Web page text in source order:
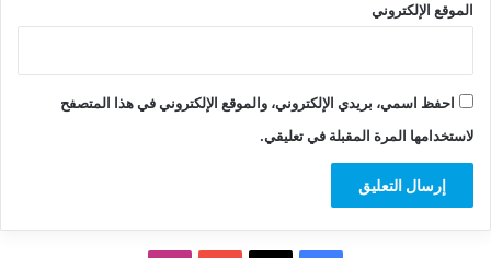
الموقع الإلكتروني
احفظ اسمي، بريدي الإلكتروني، والموقع الإلكتروني في هذا المتصفح
لاستخدامها المرة المقبلة في تعليقي.